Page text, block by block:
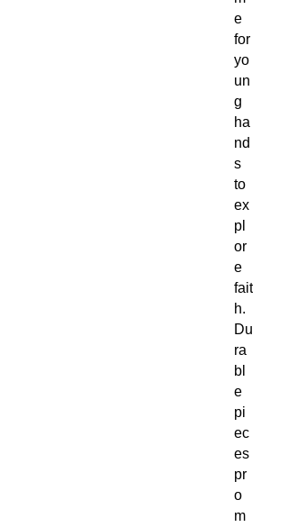
e
for
yo
un
g
ha
nd
s
to
ex
pl
or
e
fait
h.
Du
ra
bl
e
pi
ec
es
pr
o
m